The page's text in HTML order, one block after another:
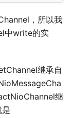
，所以我
中write的实
继承自
继